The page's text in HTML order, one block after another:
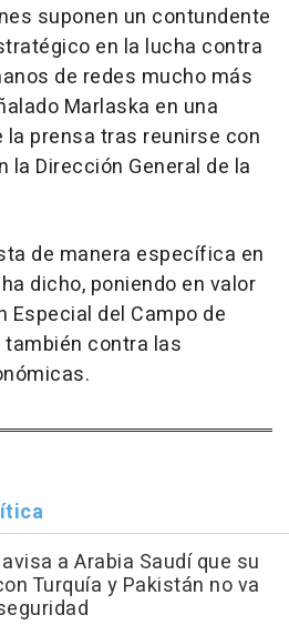
suponen un contundente
en la lucha contra
de redes mucho más
Marlaska en una
prensa tras reunirse con
la Dirección General de la
de manera específica en
dicho, poniendo en valor
Especial del Campo de
contra las
a Arabia Saudí que su
Turquía y Pakistán no va